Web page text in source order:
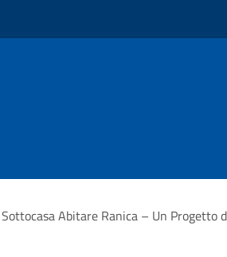
Abitare Ranica – Un Progetto